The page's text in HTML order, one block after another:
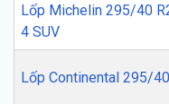
Lốp Michelin 295/40
4 SUV
Lốp Continental 295/